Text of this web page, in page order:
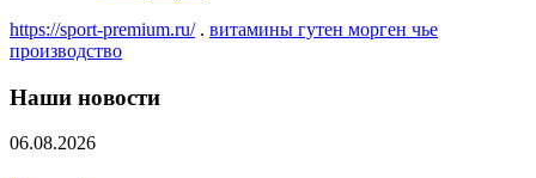
https://sport-premium.ru/. витамины гутен морген чье
производство
Наши новости
06.08.2026